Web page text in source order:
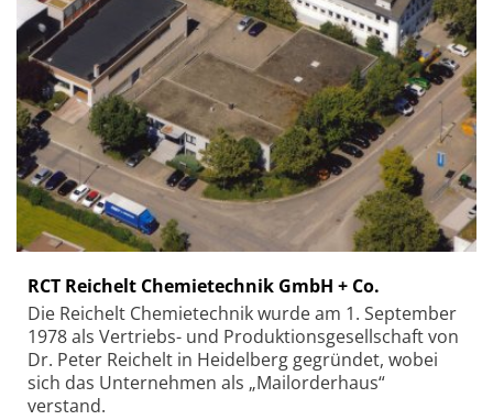
RCT Reichelt Chemietechnik GmbH + Co.
Die Reichelt Chemietechnik wurde am 1. September
1978 als Vertriebs- und Produktionsgesellschaft von
Dr. Peter Reichelt in Heidelberg gegründet, wobei
sich das Unternehmen als „Mailorderhaus“
verstand.